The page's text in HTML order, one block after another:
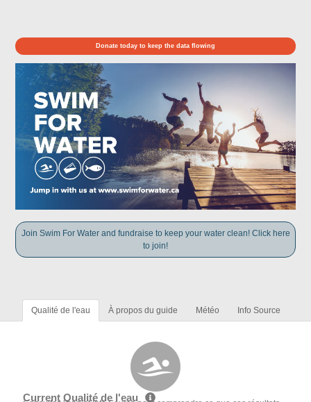
Donate today to keep the data flowing
Join Swim For Water and fundraise to keep your water clean! Click here
to join!
Qualité de l'eau À propos du guide Météo Info Source
Current Qualité de l'eau